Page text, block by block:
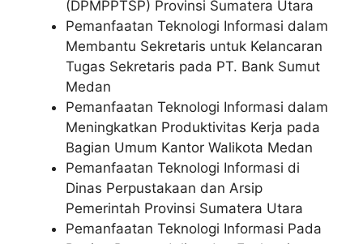
(DPMPPTSP) Provinsi Sumatera Utara
Pemanfaatan Teknologi Informasi dalam
Membantu Sekretaris untuk Kelancaran
Tugas Sekretaris pada PT. Bank Sumut
Medan
Pemanfaatan Teknologi Informasi dalam
Meningkatkan Produktivitas Kerja pada
Bagian Umum Kantor Walikota Medan
Pemanfaatan Teknologi Informasi di
Dinas Perpustakaan dan Arsip
Pemerintah Provinsi Sumatera Utara
Pemanfaatan Teknologi Informasi Pada